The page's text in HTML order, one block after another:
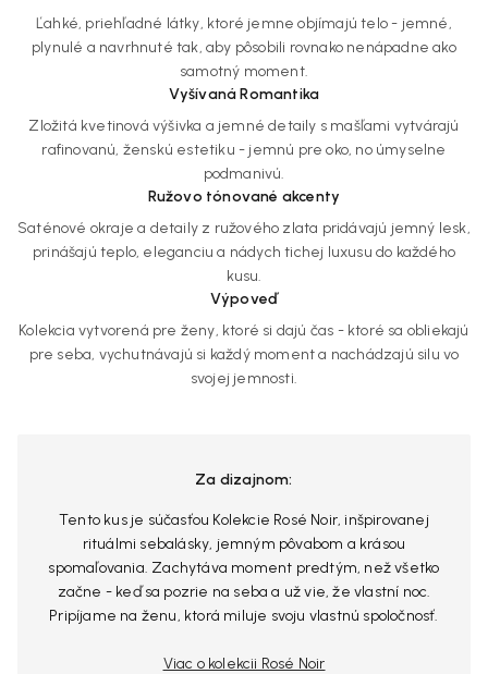
Ľahké, priehľadné látky, ktoré jemne objímajú telo - jemné,
plynulé a navrhnuté tak, aby pôsobili rovnako nenápadne ako
samotný moment.
Vyšívaná Romantika
Zložitá kvetinová výšivka a jemné detaily s mašľami vytvárajú
rafinovanú, ženskú estetiku - jemnú pre oko, no úmyselne
podmanivú.
Ružovo tónované akcenty
Saténové okraje a detaily z ružového zlata pridávajú jemný lesk,
prinášajú teplo, eleganciu a nádych tichej luxusu do každého
kusu.
Výpoveď
Kolekcia vytvorená pre ženy, ktoré si dajú čas - ktoré sa obliekajú
pre seba, vychutnávajú si každý moment a nachádzajú silu vo
svojej jemnosti.
Za dizajnom:
Tento kus je súčasťou Kolekcie Rosé Noir, inšpirovanej
rituálmi sebalásky, jemným pôvabom a krásou
spomaľovania. Zachytáva moment predtým, než všetko
začne - keď sa pozrie na seba a už vie, že vlastní noc.
Pripíjame na ženu, ktorá miluje svoju vlastnú spoločnosť.
Viac o kolekcii Rosé Noir